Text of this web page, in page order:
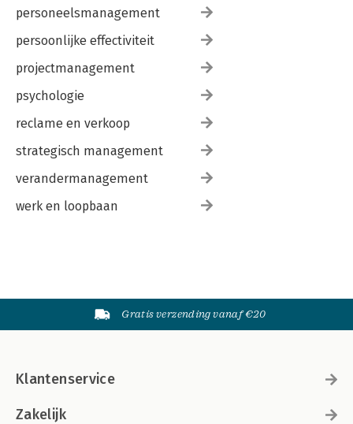
personeelsmanagement
persoonlijke effectiviteit
projectmanagement
psychologie
reclame en verkoop
strategisch management
verandermanagement
werk en loopbaan
Gratis verzending vanaf €20
Klantenservice
Zakelijk